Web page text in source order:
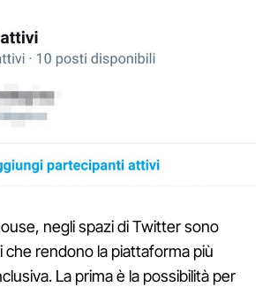
negli spazi di Twitter sono
rendono la piattaforma più
La prima è la possibilità per